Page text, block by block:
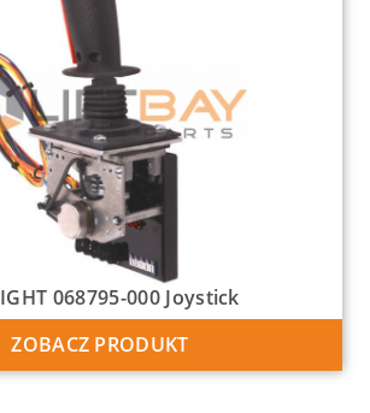
068795-000 Joystick
ZOBACZ PRODUKT